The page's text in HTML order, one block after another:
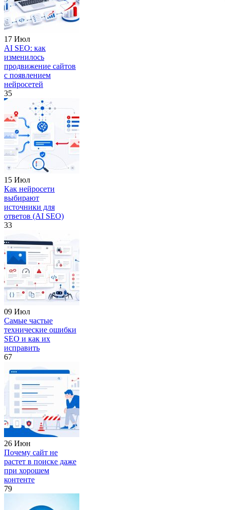
17 Июл
AI SEO: как
изменилось
продвижение сайтов
с появлением
нейросетей
35
15 Июл
Как нейросети
выбирают
источники для
ответов (AI SEO)
33
09 Июл
Самые частые
технические ошибки
SEO и как их
исправить
67
26 Июн
Почему сайт не
растет в поиске даже
при хорошем
контенте
79